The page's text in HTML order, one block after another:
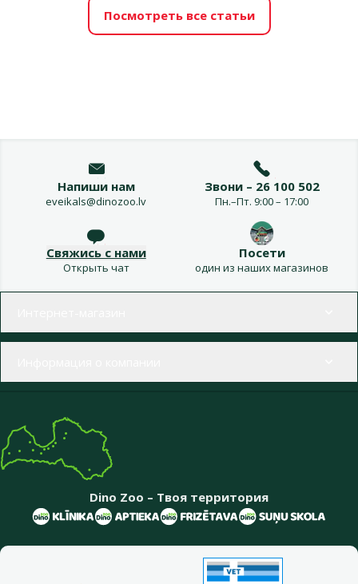
Посмотреть все статьи
Напиши нам
eveikals@dinozoo.lv
Звони – 26 100 502
Пн.–Пт. 9:00 – 17:00
Свяжись с нами
Открыть чат
Посети
один из наших магазинов
Dino Zoo – Твоя территория